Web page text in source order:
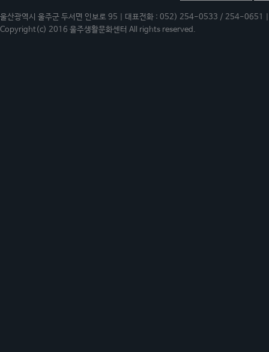
울산광역시 울주군 두서면 인보로 95 | 대표전화 : 052) 254-0533 / 254-
Copyright(c) 2016 울주생활문화센터 All rights reserved.